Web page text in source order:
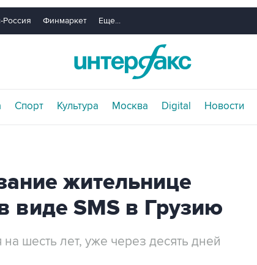
Россия Финмаркет Еще...
Спорт Культура Москва Digital Новости
жительнице
виде SMS в Грузию
шесть лет, уже через десять дней